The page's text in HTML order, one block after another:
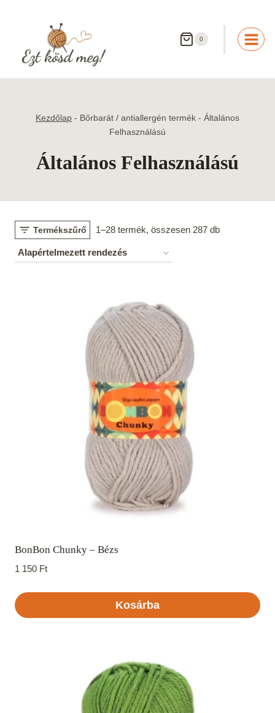
0
Kezdőlap - Bőrbarát / antiallergén termék - Általános
Felhasználású
Általános Felhasználású
Termékszűrő 1–28 termék, összesen 287 db
BonBon Chunky – Bézs
1 150 Ft
Kosárba